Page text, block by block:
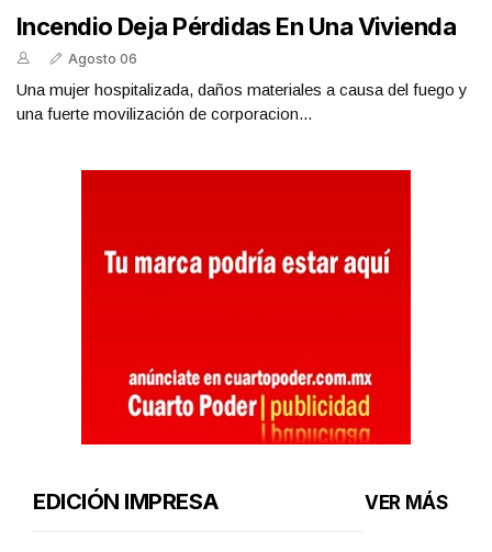
Incendio Deja Pérdidas En Una Vivienda
Agosto 06
Una mujer hospitalizada, daños materiales a causa del fuego y
una fuerte movilización de corporacion...
EDICIÓN IMPRESA VER MÁS